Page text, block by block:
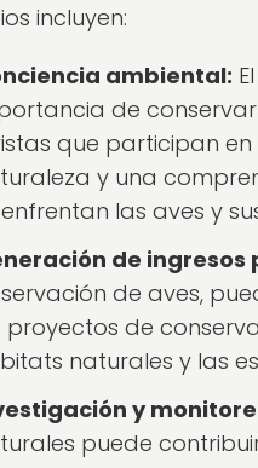
incluyen:
ambiental:
de
que participan
y una
las aves y
de
de aves,
proyectos de
naturales y las
y
puede